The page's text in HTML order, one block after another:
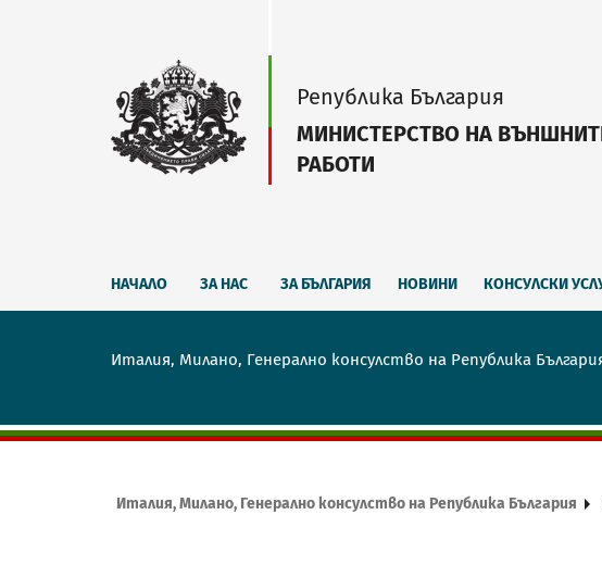
Република България
МИНИСТЕРСТВО НА
РАБОТИ
НАЧАЛО ЗА НАС ЗА БЪЛГАРИЯ НОВИНИ КОНСУЛСКИ
Италия, Милано, Генерално консулство на Република
Италия, Милано, Генерално консулство на Република България